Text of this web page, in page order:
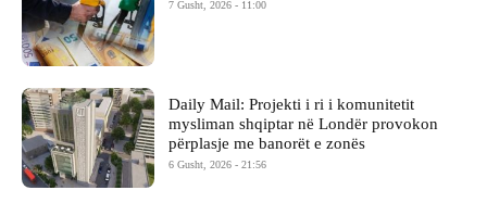
7 Gusht, 2026 - 11:00
Daily Mail: Projekti i ri i komunitetit
mysliman shqiptar në Londër provokon
përplasje me banorët e zonës
6 Gusht, 2026 - 21:56